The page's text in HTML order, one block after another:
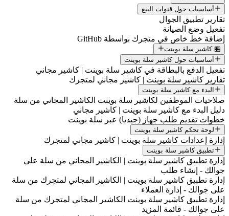
أساسيات حول قنوات البيع
تقارير تطبيق الجوال
تفعيل وضع الصيانة
إضافة خط خاص في متجرك بواسطة GitHub
🏪 كاشير سلة بوينت
أساسيات حول كاشير سلة بوينت
تفعيل الدفع بالبطاقة في كاشير سلة بوينت | كاشير مجاني
تقارير كاشير سلة بوينت | كاشير مجاني لمتجرك
البدء مع كاشير سلة بوينت
صلاحيات الموظفين لكاشير سلة بوينت الكاشير المجاني من سلة
دليل البدء مع كاشير سلة بوينت | كاشير مجاني
خطوات تقديم طلب جهاز (جيديا) عبر سلة بوينت
لوحة تحكم كاشير سلة بوينت
إدارة إعدادات كاشير سلة بوينت | كاشير مجاني لمتجرك
تطبيق كاشير سلة بوينت
إدارة تطبيق كاشير سلة بوينت | الكاشير المجاني من سلة على
جوالك - إنشاء طلب
إدارة تطبيق كاشير سلة بوينت | الكاشير المجاني لمتجرك من سلة
على جوالك - إدارة العملاء
إدارة تطبيق كاشير سلة بوينت الكاشير المجاني لمتجرك من سلة
على جوالك - قائمة المزيد